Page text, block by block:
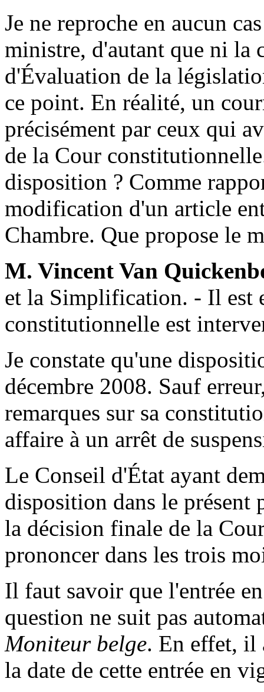
Je ne reproche en aucun
ministre, d'autant que ni la
d'Évaluation de la
ce point. En réalité, un
précisément par ceux qui
de la Cour
disposition ? Comme
modification d'un article
Chambre. Que propose le
M. Vincent Van
et la Simplification. - Il est
constitutionnelle est
Je constate qu'une
décembre 2008. Sauf
remarques sur sa
affaire à un arrêt de
Le Conseil d'État ayant
disposition dans le présent
la décision finale de la
prononcer dans les trois
Il faut savoir que l'entrée
question ne suit pas
Moniteur belge. En effet, il
la date de cette entrée en